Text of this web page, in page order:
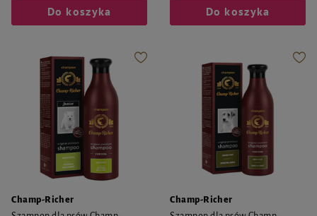
Do koszyka Do koszyka
Champ-Richer
Champ-Richer